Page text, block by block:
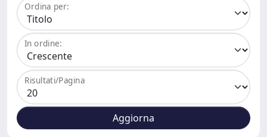
Ordina per:
In ordine:
Risultati/Pagina